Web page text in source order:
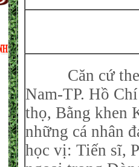
Căn cứ theo
Nam-TP. Hồ
thọ, Bằng khen
những cá nhân
học vị: Tiến sĩ,